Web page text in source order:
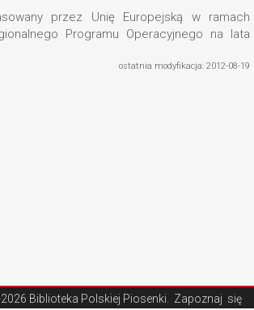
przez Unię Europejską w ramach
Programu Operacyjnego na lata
ostatnia modyfikacja: 2012-08-19
Biblioteka Polskiej Piosenki . Zapoznaj się